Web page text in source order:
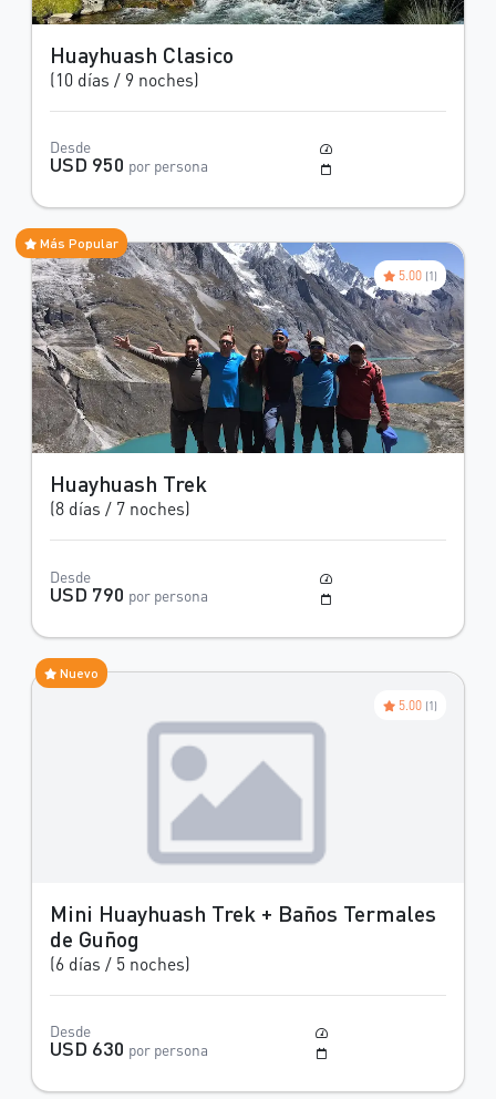
Huayhuash Clasico
(10 días / 9 noches)
Desde
USD 950 por persona
Huayhuash Trek
(8 días / 7 noches)
Desde
USD 790 por persona
Más Popular
5.00 (1)
Mini Huayhuash Trek + Baños Termales
de Guñog
(6 días / 5 noches)
Desde
USD 630 por persona
Nuevo
5.00 (1)